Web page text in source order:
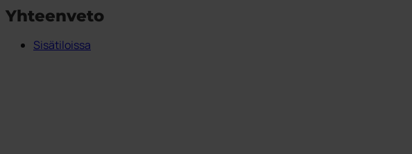
Yhteenveto
Sisätiloissa